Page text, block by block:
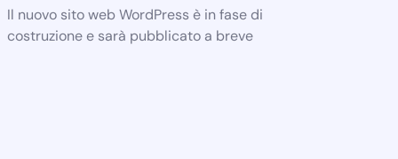
Il nuovo sito web WordPress è in fase di
costruzione e sarà pubblicato a breve